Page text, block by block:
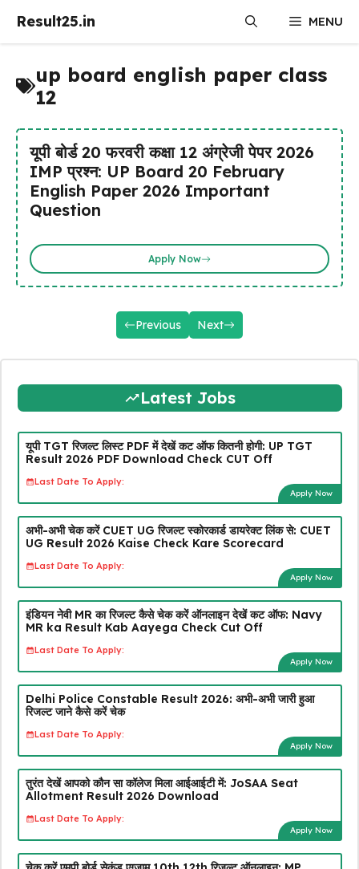
Result25.in MENU
up board english paper class
12
यूपी बोर्ड 20 फरवरी कक्षा 12 अंग्रेजी पेपर 2026
IMP प्रश्न: UP Board 20 February
English Paper 2026 Important
Question
Apply Now
Previous Next
Latest Jobs
यूपी TGT रिजल्ट लिस्ट PDF में देखें कट ऑफ कितनी होगी: UP TGT
Result 2026 PDF Download Check CUT Off
Last Date To Apply:
Apply Now
अभी-अभी चेक करें CUET UG रिजल्ट स्कोरकार्ड डायरेक्ट लिंक से: CUET
UG Result 2026 Kaise Check Kare Scorecard
Last Date To Apply:
Apply Now
इंडियन नेवी MR का रिजल्ट कैसे चेक करें ऑनलाइन देखें कट ऑफ: Navy
MR ka Result Kab Aayega Check Cut Off
Last Date To Apply:
Apply Now
Delhi Police Constable Result 2026: अभी-अभी जारी हुआ
रिजल्ट जाने कैसे करें चेक
Last Date To Apply:
Apply Now
तुरंत देखें आपको कौन सा कॉलेज मिला आईआईटी में: JoSAA Seat
Allotment Result 2026 Download
Last Date To Apply:
Apply Now